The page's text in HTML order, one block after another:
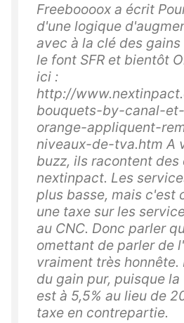
Freeboooox a écrit
d'une logique
avec à la clé des
le font SFR et bientôt
ici :
http://
bouquets-by-canal-
orange-appliquent-
niveaux-de-tva.htm A
buzz, ils racontent des
nextinpact. Les
plus basse, mais c'est
une taxe sur les
au CNC. Donc parler
omettant de parler de
vraiment très honnête.
du gain pur, puisque
est à 5,5% au lieu de
taxe en contrepartie.